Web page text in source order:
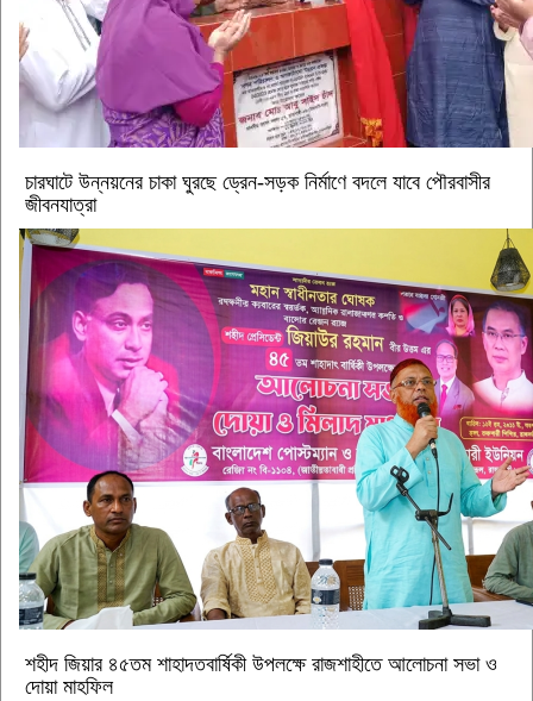
চারঘাটে উন্নয়নের চাকা ঘুরছে ড্রেন-সড়ক নির্মাণে বদলে যাবে পৌরবাসীর
জীবনযাত্রা
শহীদ জিয়ার ৪৫তম শাহাদতবার্ষিকী উপলক্ষে রাজশাহীতে আলোচনা সভা ও
দোয়া মাহফিল